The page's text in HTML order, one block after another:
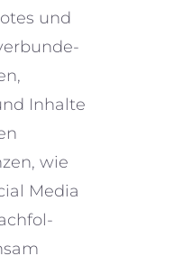
und
Inhalte
wie
Media